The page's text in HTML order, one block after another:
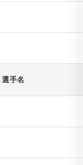
選手名